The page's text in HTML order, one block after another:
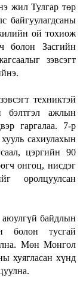
жил Тулгар төр
байгуулагдсаны
ой тохиож
болон Засгийн
зэвсэгт
техниктэй
бэлтгэл ажлын
гаргалаа. 7-р
сахиулахын
цэргийн 90
онгоц, нисдэг
оролцуулсан
байдлын
болон тусгай
Мөн Монгол
хуягласан хүнд